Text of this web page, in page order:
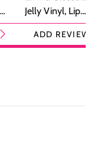
Jelly Vinyl, Lip
Cream Glossy
Ringan
ADD